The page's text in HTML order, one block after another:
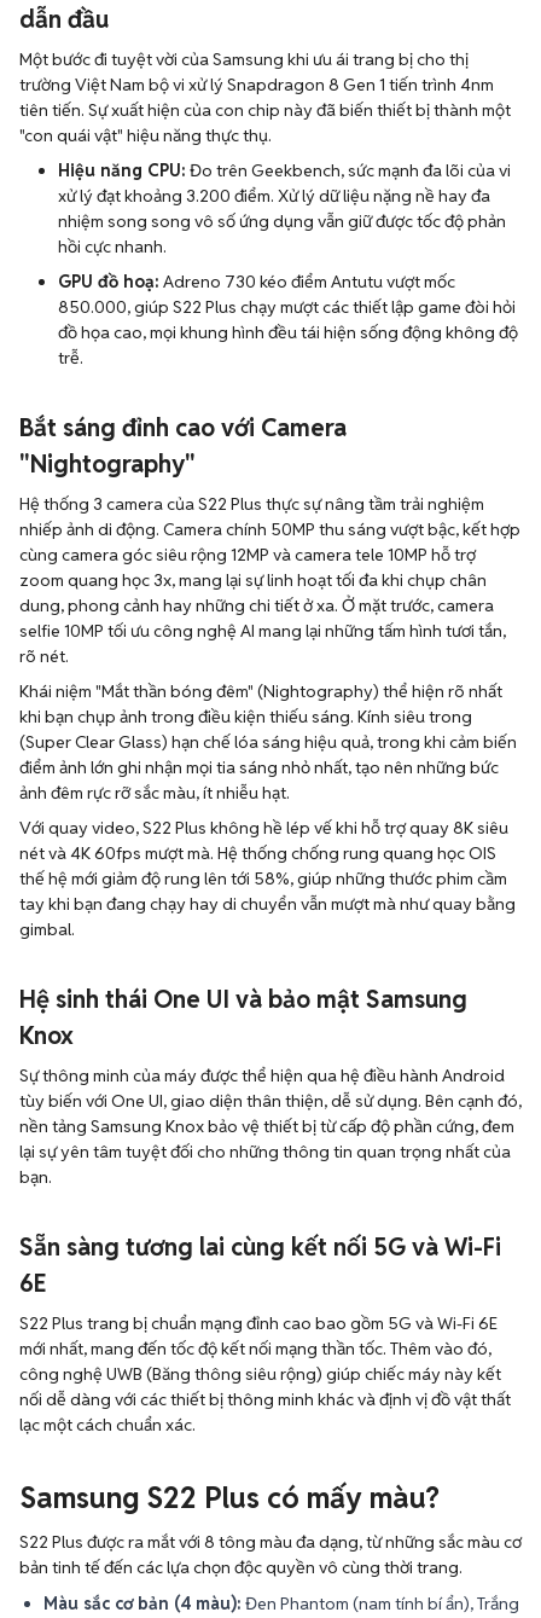
dẫn đầu
Một bước đi tuyệt vời của Samsung khi ưu ái trang bị cho thị
trường Việt Nam bộ vi xử lý Snapdragon 8 Gen 1 tiến trình 4nm
tiên tiến. Sự xuất hiện của con chip này đã biến thiết bị thành một
"con quái vật" hiệu năng thực thụ.
Hiệu năng CPU: Đo trên Geekbench, sức mạnh đa lõi của vi
xử lý đạt khoảng 3.200 điểm. Xử lý dữ liệu nặng nề hay đa
nhiệm song song vô số ứng dụng vẫn giữ được tốc độ phản
hồi cực nhanh.
GPU đồ hoạ: Adreno 730 kéo điểm Antutu vượt mốc
850.000, giúp S22 Plus chạy mượt các thiết lập game đòi hỏi
đồ họa cao, mọi khung hình đều tái hiện sống động không độ
trễ.
Bắt sáng đỉnh cao với Camera
"Nightography"
Hệ thống 3 camera của S22 Plus thực sự nâng tầm trải nghiệm
nhiếp ảnh di động. Camera chính 50MP thu sáng vượt bậc, kết hợp
cùng camera góc siêu rộng 12MP và camera tele 10MP hỗ trợ
zoom quang học 3x, mang lại sự linh hoạt tối đa khi chụp chân
dung, phong cảnh hay những chi tiết ở xa. Ở mặt trước, camera
selfie 10MP tối ưu công nghệ AI mang lại những tấm hình tươi tắn,
rõ nét.
Khái niệm "Mắt thần bóng đêm" (Nightography) thể hiện rõ nhất
khi bạn chụp ảnh trong điều kiện thiếu sáng. Kính siêu trong
(Super Clear Glass) hạn chế lóa sáng hiệu quả, trong khi cảm biến
điểm ảnh lớn ghi nhận mọi tia sáng nhỏ nhất, tạo nên những bức
ảnh đêm rực rỡ sắc màu, ít nhiễu hạt.
Với quay video, S22 Plus không hề lép vế khi hỗ trợ quay 8K siêu
nét và 4K 60fps mượt mà. Hệ thống chống rung quang học OIS
thế hệ mới giảm độ rung lên tới 58%, giúp những thước phim cầm
tay khi bạn đang chạy hay di chuyển vẫn mượt mà như quay bằng
gimbal.
Hệ sinh thái One UI và bảo mật Samsung
Knox
Sự thông minh của máy được thể hiện qua hệ điều hành Android
tùy biến với One UI, giao diện thân thiện, dễ sử dụng. Bên cạnh đó,
nền tảng Samsung Knox bảo vệ thiết bị từ cấp độ phần cứng, đem
lại sự yên tâm tuyệt đối cho những thông tin quan trọng nhất của
bạn.
Sẵn sàng tương lai cùng kết nối 5G và Wi-Fi
6E
S22 Plus trang bị chuẩn mạng đỉnh cao bao gồm 5G và Wi-Fi 6E
mới nhất, mang đến tốc độ kết nối mạng thần tốc. Thêm vào đó,
công nghệ UWB (Băng thông siêu rộng) giúp chiếc máy này kết
nối dễ dàng với các thiết bị thông minh khác và định vị đồ vật thất
lạc một cách chuẩn xác.
Samsung S22 Plus có mấy màu?
S22 Plus được ra mắt với 8 tông màu đa dạng, từ những sắc màu cơ
bản tinh tế đến các lựa chọn độc quyền vô cùng thời trang.
Màu sắc cơ bản (4 màu): Đen Phantom (nam tính bí ẩn), Trắng